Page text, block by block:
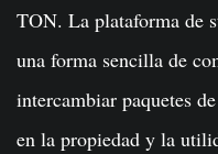
TON. La plataforma de
una forma sencilla de
intercambiar paquetes
en la propiedad y la